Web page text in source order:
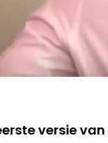
versie van